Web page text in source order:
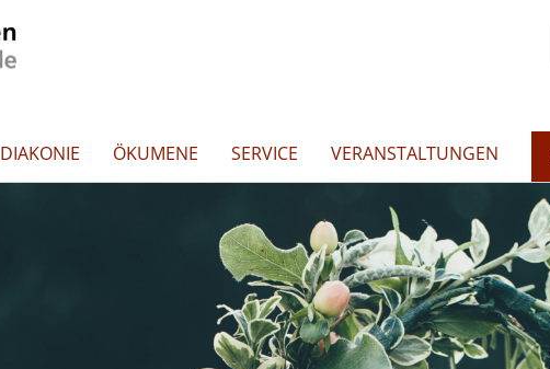
DIAKONIE ÖKUMENE SERVICE VERANSTALTUNGEN